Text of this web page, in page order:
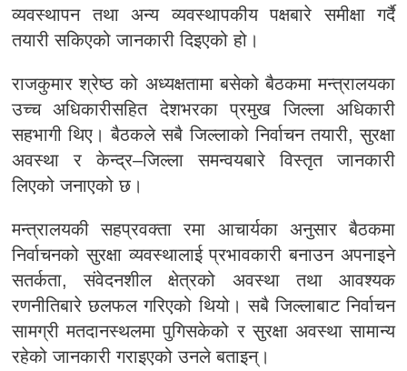
व्यवस्थापन तथा अन्य व्यवस्थापकीय पक्षबारे समीक्षा गर्दै
तयारी सकिएको जानकारी दिइएको हो।
राजकुमार श्रेष्ठ को अध्यक्षतामा बसेको बैठकमा मन्त्रालयका
उच्च अधिकारीसहित देशभरका प्रमुख जिल्ला अधिकारी
सहभागी थिए। बैठकले सबै जिल्लाको निर्वाचन तयारी, सुरक्षा
अवस्था र केन्द्र–जिल्ला समन्वयबारे विस्तृत जानकारी
लिएको जनाएको छ।
मन्त्रालयकी सहप्रवक्ता रमा आचार्यका अनुसार बैठकमा
निर्वाचनको सुरक्षा व्यवस्थालाई प्रभावकारी बनाउन अपनाइने
सतर्कता, संवेदनशील क्षेत्रको अवस्था तथा आवश्यक
रणनीतिबारे छलफल गरिएको थियो। सबै जिल्लाबाट निर्वाचन
सामग्री मतदानस्थलमा पुगिसकेको र सुरक्षा अवस्था सामान्य
रहेको जानकारी गराइएको उनले बताइन्।